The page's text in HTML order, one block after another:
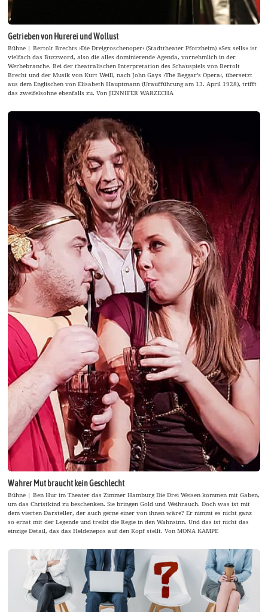
Getrieben von Hurerei und Wollust
Bühne | Bertolt Brechts ›Die Dreigroschenoper‹ (Stadttheater Pforzheim) »Sex sells« ist
vielfach das Buzzword, also die alles dominierende Agenda, vornehmlich in der
Werbebranche. Bei der theatralischen Interpretation des Schauspiels von Bertolt
Brecht und der Musik von Kurt Weill, nach John Gays ›The Beggar’s Opera‹, übersetzt
aus dem Englischen von Elisabeth Hauptmann (Uraufführung am 13. April 1928), trifft
das zweifelsohne ebenfalls zu. Von JENNIFER WARZECHA
Wahrer Mut braucht kein Geschlecht
Bühne | Ben Hur im Theater das Zimmer Hamburg Die Drei Weisen kommen mit Gaben,
um das Christkind zu beschenken. Sie bringen Gold und Weihrauch. Doch was ist mit
dem vierten Darsteller, der auch gerne einer von ihnen wäre? Er nimmt es nicht ganz
so ernst mit der Legende und treibt die Regie in den Wahnsinn. Und das ist nicht das
einzige Detail, das das Heldenepos auf den Kopf stellt. Von MONA KAMPE